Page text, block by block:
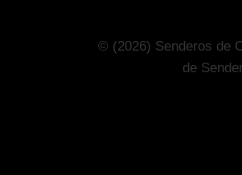
© (2026) Senderos de
de